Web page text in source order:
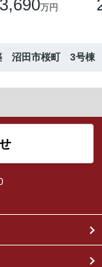
3,690万円
沼田市桜町 3号棟